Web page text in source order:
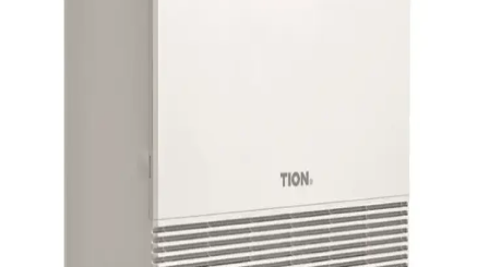
Компактная приточная вентиляция с обеззараживанием и
очисткой воздуха класса HEPA, которая не требует
прокладки воздуховодов и ремонта помещения.